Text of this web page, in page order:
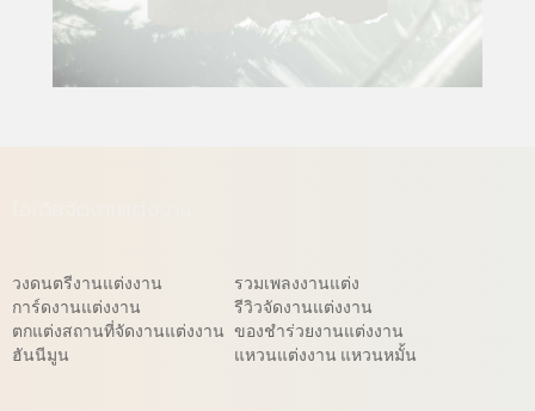
วงดนตรีงานแต่งงาน
การ์ดงานแต่งงาน
ตกแต่งสถานที่จัดงานแต่งงาน
ฮันนีมูน
รวมเพลงงานแต่ง
รีวิวจัดงานแต่งงาน
ของชำร่วยงานแต่งงาน
แหวนแต่งงาน แหวนหมั้น